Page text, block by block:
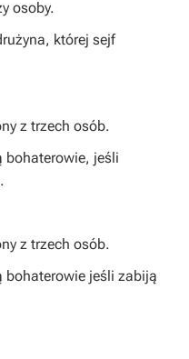
osoby.
której sejf
z trzech osób.
bohaterowie, jeśli
z trzech osób.
bohaterowie jeśli zabiją